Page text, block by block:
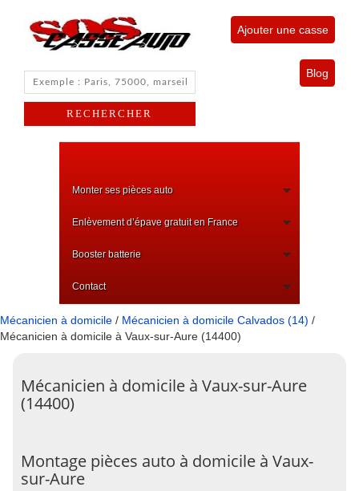
Ajouter une casse
Blog
Monter ses pièces auto
Enlèvement d’épave gratuit en France
Booster batterie
Contact
Mécanicien à domicile / Mécanicien à domicile Calvados (14) /
Mécanicien à domicile à Vaux-sur-Aure (14400)
Mécanicien à domicile à Vaux-sur-Aure
(14400)
Montage pièces auto à domicile à Vaux-
sur-Aure